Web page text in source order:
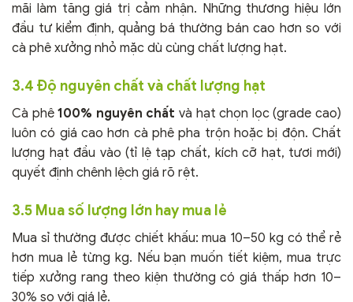
mãi làm tăng giá trị cảm nhận. Những thương hiệu lớn
đầu tư kiểm định, quảng bá thường bán cao hơn so với
cà phê xưởng nhỏ mặc dù cùng chất lượng hạt.
3.4 Độ nguyên chất và chất lượng hạt
Cà phê100% nguyên chất và hạt chọn lọc (grade cao)
luôn có giá cao hơn cà phê pha trộn hoặc bị độn. Chất
lượng hạt đầu vào (tỉ lệ tạp chất, kích cỡ hạt, tươi mới)
quyết định chênh lệch giá rõ rệt.
3.5 Mua số lượng lớn hay mua lẻ
Mua sỉ thường được chiết khấu: mua 10–50 kg có thể rẻ
hơn mua lẻ từng kg. Nếu bạn muốn tiết kiệm, mua trực
tiếp xưởng rang theo kiện thường có giá thấp hơn 10–
30% so với giá lẻ.